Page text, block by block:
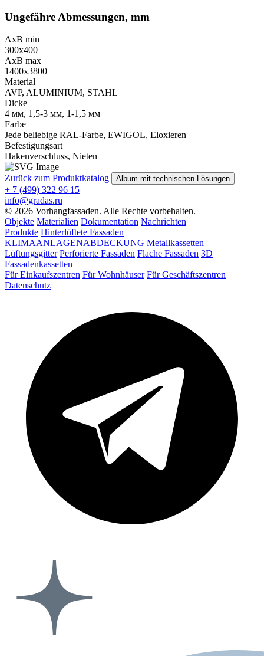
Ungefähre Abmessungen, mm
AxB min
300х400
AxB max
1400х3800
Material
AVP, ALUMINIUM, STAHL
Dicke
4 мм, 1,5-3 мм, 1-1,5 мм
Farbe
Jede beliebige RAL-Farbe, EWIGOL, Eloxieren
Befestigungsart
Hakenverschluss, Nieten
Zurück zum Produktkatalog Album mit technischen Lösungen
+ 7 (499) 322 96 15
info@gradas.ru
© 2026 Vorhangfassaden. Alle Rechte vorbehalten.
Objekte Materialien Dokumentation Nachrichten
Produkte Hinterlüftete Fassaden
KLIMAANLAGENABDECKUNG Metallkassetten
Lüftungsgitter Perforierte Fassaden Flache Fassaden 3D
Fassadenkassetten
Für Einkaufszentren Für Wohnhäuser Für Geschäftszentren
Datenschutz